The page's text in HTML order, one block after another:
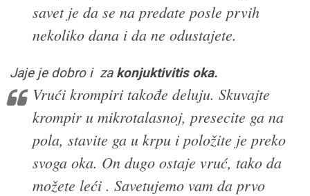
savet je da se na predate posle prvih
nekoliko dana i da ne odustajete.
Jaje je dobro i za konjuktivitis oka.
Vrući krompiri takođe deluju. Skuvajte
krompir u mikrotalasnoj, presecite ga na
pola, stavite ga u krpu i položite je preko
svoga oka. On dugo ostaje vruć, tako da
možete leći . Savetujemo vam da prvo